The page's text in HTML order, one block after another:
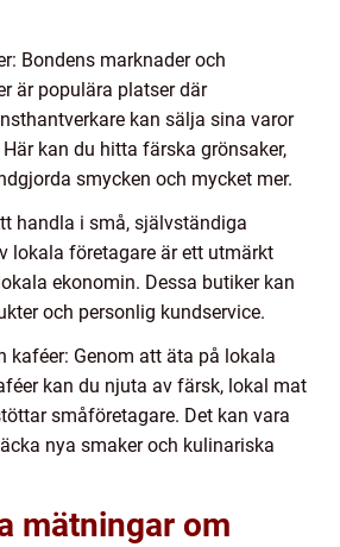
Bondens marknader och
är populära platser där
kan sälja sina varor
kan du hitta färska grönsaker,
smycken och mycket mer.
handla i små, självständiga
lokala företagare är ett utmärkt
ekonomin. Dessa butiker kan
och personlig kundservice.
kaféer: Genom att äta på lokala
kan du njuta av färsk, lokal mat
småföretagare. Det kan vara
nya smaker och kulinariska
mätningar om